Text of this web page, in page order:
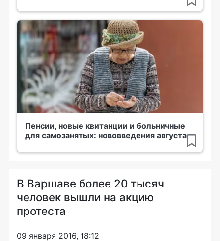
Пенсии, новые квитанции и больничные
для самозанятых: нововведения августа
В Варшаве более 20 тысяч
человек вышли на акцию
протеста
09 января 2016, 18:12